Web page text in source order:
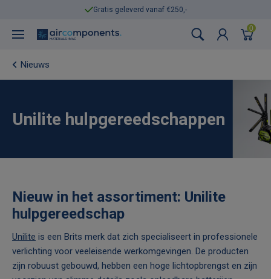
Gratis geleverd vanaf €250,-
0
Nieuws
Unilite hulpgereedschappen
Nieuw in het assortiment: Unilite
hulpgereedschap
Unilite is een Brits merk dat zich specialiseert in professionele
verlichting voor veeleisende werkomgevingen. De producten
zijn robuust gebouwd, hebben een hoge lichtopbrengst en zijn